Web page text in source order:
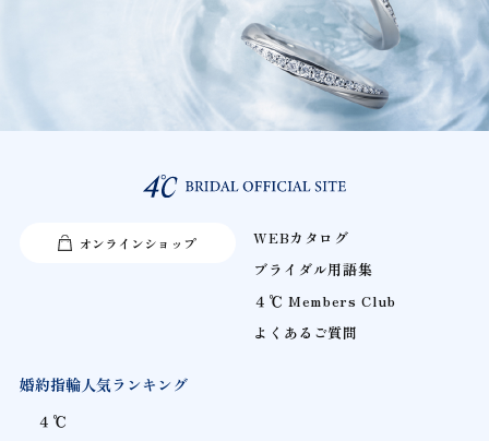
オンラインショップ
WEBカタログ
ブライダル用語集
４℃ Members Club
よくあるご質問
婚約指輪人気ランキング
４℃